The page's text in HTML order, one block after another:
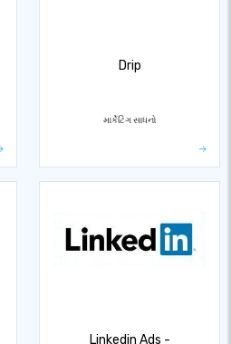
Drip
માર્કેટિંગ સાધનો
Linkedin Ads -